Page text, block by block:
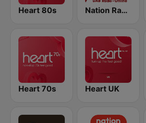
Heart 80s Nation Radio 60s
Heart 70s Heart UK